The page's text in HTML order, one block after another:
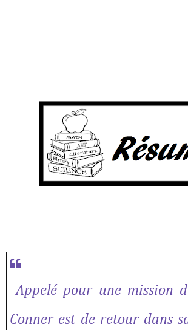
Appelé pour une mission
Conner est de retour dans